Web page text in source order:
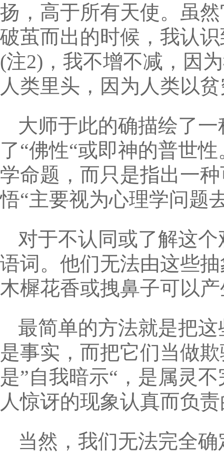
扬，高于所有天使。虽
破茧而出的时候，我认
(注2)，我不增不减，因
人类里头，因为人类以
大师于此的确描绘了
了“佛性“或即神的普世
学命题，而只是指出一
悟“主要视为心理学问题
对于不认同或了解这
语词。他们无法由这些
木樨花香或拽鼻子可以
最简单的方法就是把
是事实，而把它们当做
是”自我暗示“，是属灵
人惊讶的现象认真而负
当然，我们无法完全